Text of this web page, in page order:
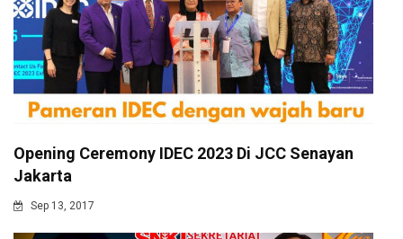
Opening Ceremony IDEC 2023 Di JCC Senayan
Jakarta
Sep 13, 2017